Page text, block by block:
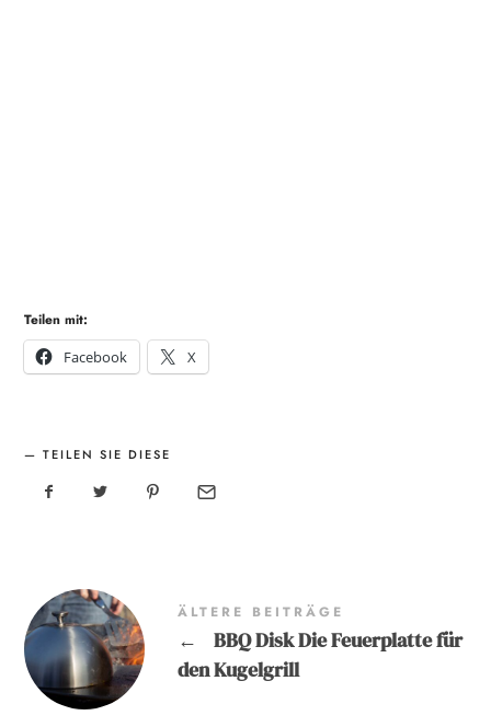
Teilen mit:
Facebook
X
TEILEN SIE DIESE
ÄLTERE BEITRÄGE
←
BBQ Disk Die Feuerplatte für
den Kugelgrill